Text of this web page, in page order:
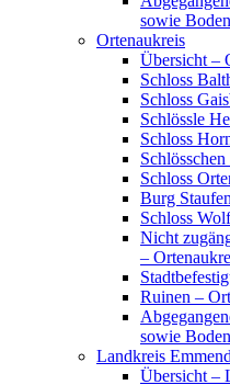
sowie
Ortenaukreis
Übersicht –
Schloss
Schloss
Schlössle
Schloss
Schloss
Burg
Schloss
Nicht
–
Ruinen –
sowie
Landkreis
Übersicht –